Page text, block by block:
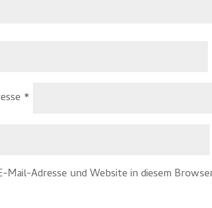
*
Mail-Adresse und Website in diesem